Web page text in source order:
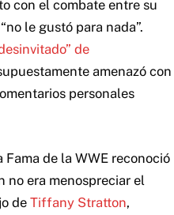
con el combate entre su
le gustó para nada”.
de
amenazó con
personales
de la WWE reconoció
no era menospreciar el
de Tiffany Stratton,